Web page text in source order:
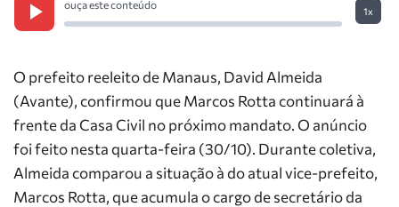
ouça este conteúdo
1x
O prefeito reeleito de Manaus, David Almeida
(Avante), confirmou que Marcos Rotta continuará à
frente da Casa Civil no próximo mandato. O anúncio
foi feito nesta quarta-feira (30/10). Durante coletiva,
Almeida comparou a situação à do atual vice-prefeito,
Marcos Rotta, que acumula o cargo de secretário da